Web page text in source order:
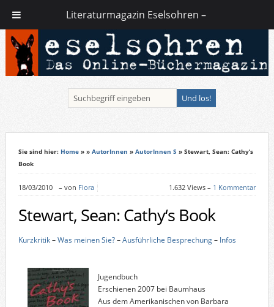
Sie sind hier: Home» » AutorInnen » AutorInnen S » Stewart, Sean: Cathy‘s
Book
18/03/2010 – von Flora 1.632 Views – 1 Kommentar
Stewart, Sean: Cathy‘s Book
Kurzkritik–Was meinen Sie?–Ausführliche Besprechung– Infos
Jugendbuch
Erschienen 2007 bei Baumhaus
Aus dem Amerikanischen von Barbara
Literaturmagazin Eselsohren –